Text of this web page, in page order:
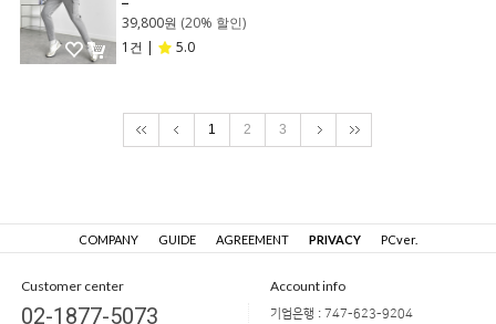
39,800원 (20% 할인)
1건 |
5.0
1 2 3
COMPANY GUIDE AGREEMENT PRIVACY PCver.
Customer center
02-1877-5073
Account info
기업은행 : 747-623-9204